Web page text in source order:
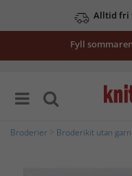
Alltid fri
Fyll
Broderier Broderikit utan garn